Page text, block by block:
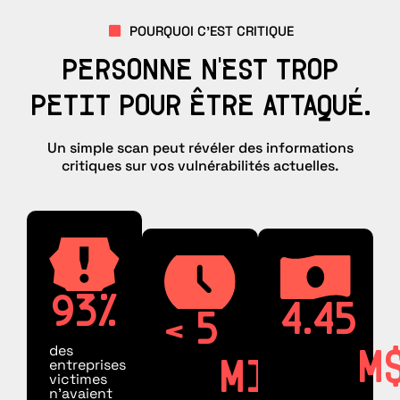
POURQUOI C'EST CRITIQUE
PERSONNE N'EST TROP
PETIT POUR ÊTRE ATTAQUÉ.
Un simple scan peut révéler des informations
critiques sur vos vulnérabilités actuelles.
93%
des
entreprises
victimes
n’avaient
< 5
MIN
4.45